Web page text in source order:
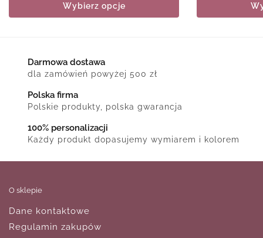
Wybierz opcje
Darmowa dostawa
dla zamówień powyżej 500 zł
Polska firma
Polskie produkty, polska gwarancja
100% personalizacji
Każdy produkt dopasujemy wymiarem i kolorem
O sklepie
Dane kontaktowe
Regulamin zakupów